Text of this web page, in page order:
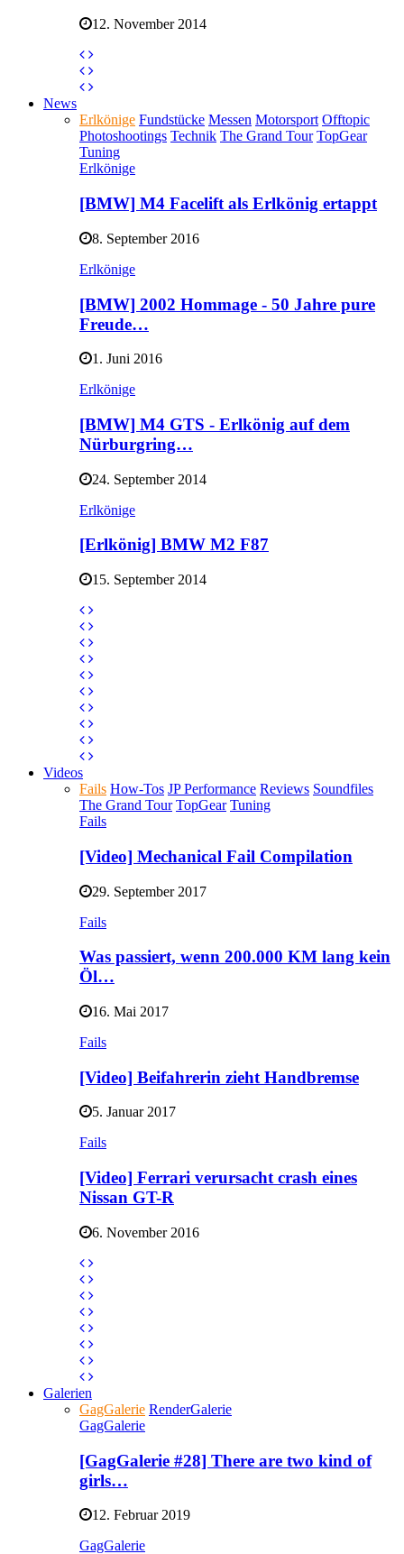
12. November 2014
News
Erlkönige Fundstücke Messen Motorsport Offtopic
Photoshootings Technik The Grand Tour TopGear
Tuning
Erlkönige
[BMW] M4 Facelift als Erlkönig ertappt
8. September 2016
Erlkönige
[BMW] 2002 Hommage - 50 Jahre pure
Freude…
1. Juni 2016
Erlkönige
[BMW] M4 GTS - Erlkönig auf dem
Nürburgring…
24. September 2014
Erlkönige
[Erlkönig] BMW M2 F87
15. September 2014
Videos
Fails How-Tos JP Performance Reviews Soundfiles
The Grand Tour TopGear Tuning
Fails
[Video] Mechanical Fail Compilation
29. September 2017
Fails
Was passiert, wenn 200.000 KM lang kein
Öl…
16. Mai 2017
Fails
[Video] Beifahrerin zieht Handbremse
5. Januar 2017
Fails
[Video] Ferrari verursacht crash eines
Nissan GT-R
6. November 2016
Galerien
GagGalerie RenderGalerie
GagGalerie
[GagGalerie #28] There are two kind of
girls…
12. Februar 2019
GagGalerie